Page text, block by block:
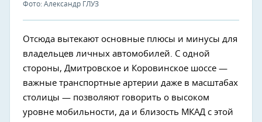
Фото: Александр ГЛУЗ
Отсюда вытекают основные плюсы и минусы для
владельцев личных автомобилей. С одной
стороны, Дмитровское и Коровинское шоссе —
важные транспортные артерии даже в масштабах
столицы — позволяют говорить о высоком
уровне мобильности, да и близость МКАД с этой